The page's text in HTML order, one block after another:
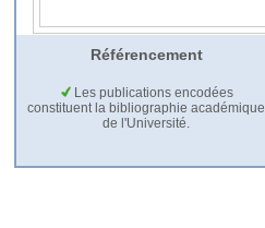
Référencement
Les publications encodées
constituent la bibliographie académique
de l'Université.